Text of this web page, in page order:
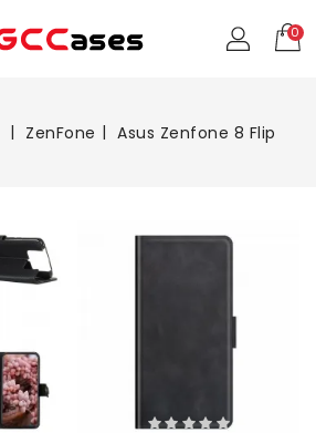
0
ZenFone Asus Zenfone 8 Flip